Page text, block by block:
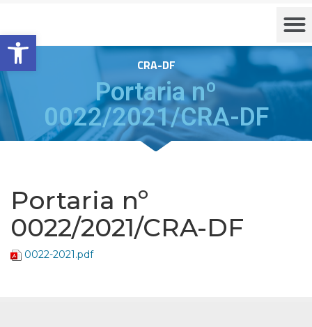
Barra de Ferramentas Aberta
CRA-DF
Portaria nº
0022/2021/CRA-DF
Portaria nº
0022/2021/CRA-DF
0022-2021.pdf